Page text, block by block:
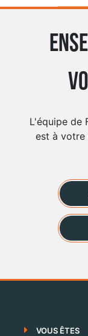
L'équipe de
est à votre
VOUS ÊTES